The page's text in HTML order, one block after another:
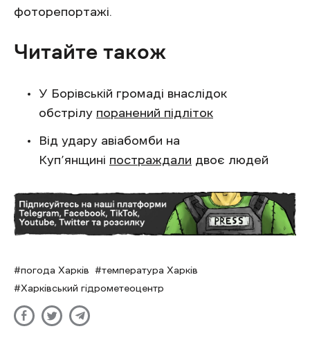
фоторепортажі.
Читайте також
У Борівській громаді внаслідок
обстрілу поранений підліток
Від удару авіабомби на
Куп’янщині постраждали двоє людей
погода Харків
температура Харків
Харківський гідрометеоцентр